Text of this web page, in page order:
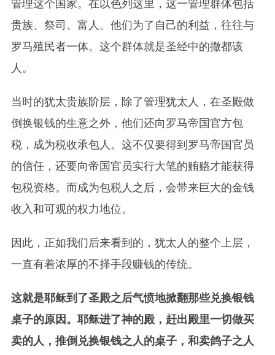
管理这个国家。在以色列这里，这一管理群体包括
贵族、祭司、富人。他们为了自己的利益，往往与
罗马殖民者一体。这个群体就是圣经中的撒都该
人。
当时的犹太贵族阶层，除了管理犹太人，在圣殿做
倒换银钱的生意之外，他们还向罗马帝国官方包
税，成为税收承包人。这不仅要得到罗马帝国官员
的信任，还要向帝国官员实行大笔的贿赂才能获得
包税资格。而成为包税人之后，会带来巨大的金钱
收入和可观的权力地位。
因此，正如我们后来看到的，犹太人的整个上层，
一直有着浓厚的不择手段赚钱的传统。
这就是耶稣到了圣殿之后气愤地掀翻那些兑换银钱
桌子的原因。耶稣进了神的殿，赶出殿里一切做买
卖的人，推倒兑换银钱之人的桌子，和卖鸽子之人